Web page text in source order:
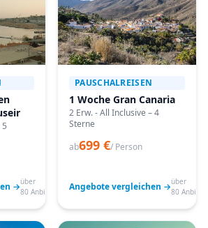
→über
80 Anbieter
PAUSCHALREISEN
1 Woche Gran Canaria
2 Erw. - All Inclusive – 4
Sterne
ab699 €/ Person
Angebote vergleichen →über
80